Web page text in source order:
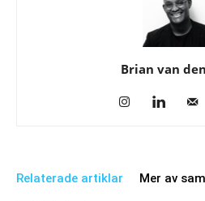
Brian van
Relaterade artiklar Mer av